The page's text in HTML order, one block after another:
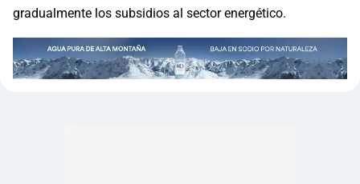
gradualmente los subsidios al sector energético.